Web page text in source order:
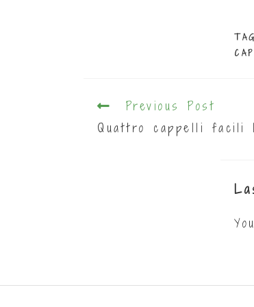
Previous Post
Quattro cappelli